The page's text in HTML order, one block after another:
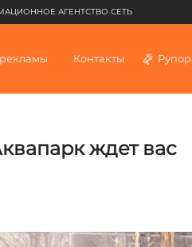
АГЕНТСТВО СЕТЬ
Контакты Рупор
ждет вас